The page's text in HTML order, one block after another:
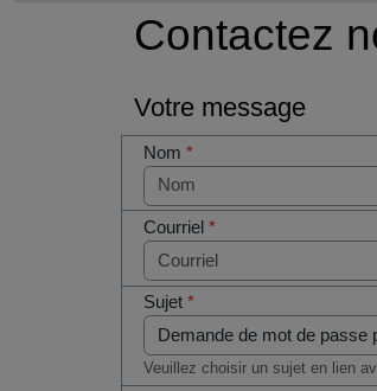
Contactez
Votre message
Nom*
Courriel*
Sujet*
Veuillez choisir un sujet en lien